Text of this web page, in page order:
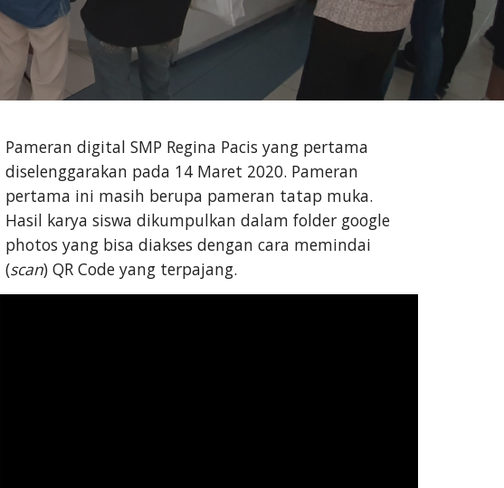
Pameran digital SMP Regina Pacis yang pertama
diselenggarakan pada 14 Maret 2020. Pameran
pertama ini masih berupa pameran tatap muka.
Hasil karya siswa dikumpulkan dalam folder google
photos yang bisa diakses dengan cara memindai
(scan) QR Code yang terpajang.